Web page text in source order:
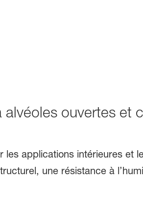
ouvertes et
les applications intérieures et
une résistance à